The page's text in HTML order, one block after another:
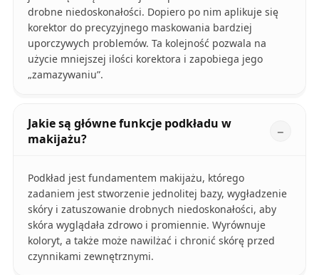
drobne niedoskonałości. Dopiero po nim aplikuje się
korektor do precyzyjnego maskowania bardziej
uporczywych problemów. Ta kolejność pozwala na
użycie mniejszej ilości korektora i zapobiega jego
„zamazywaniu”.
Jakie są główne funkcje podkładu w
makijażu?
Podkład jest fundamentem makijażu, którego
zadaniem jest stworzenie jednolitej bazy, wygładzenie
skóry i zatuszowanie drobnych niedoskonałości, aby
skóra wyglądała zdrowo i promiennie. Wyrównuje
koloryt, a także może nawilżać i chronić skórę przed
czynnikami zewnętrznymi.